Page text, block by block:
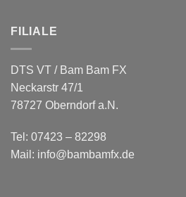
FILIALE
DTS VT / Bam Bam FX
Neckarstr 47/1
78727 Oberndorf a.N.
Tel: 07423 – 82298
Mail: info@bambamfx.de